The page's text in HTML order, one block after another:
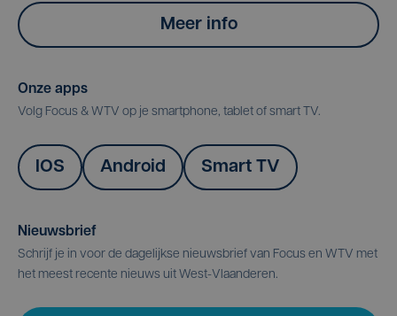
Meer info
Onze apps
Volg Focus & WTV op je smartphone, tablet of smart TV.
IOS Android Smart TV
Nieuwsbrief
Schrijf je in voor de dagelijkse nieuwsbrief van Focus en WTV met
het meest recente nieuws uit West-Vlaanderen.